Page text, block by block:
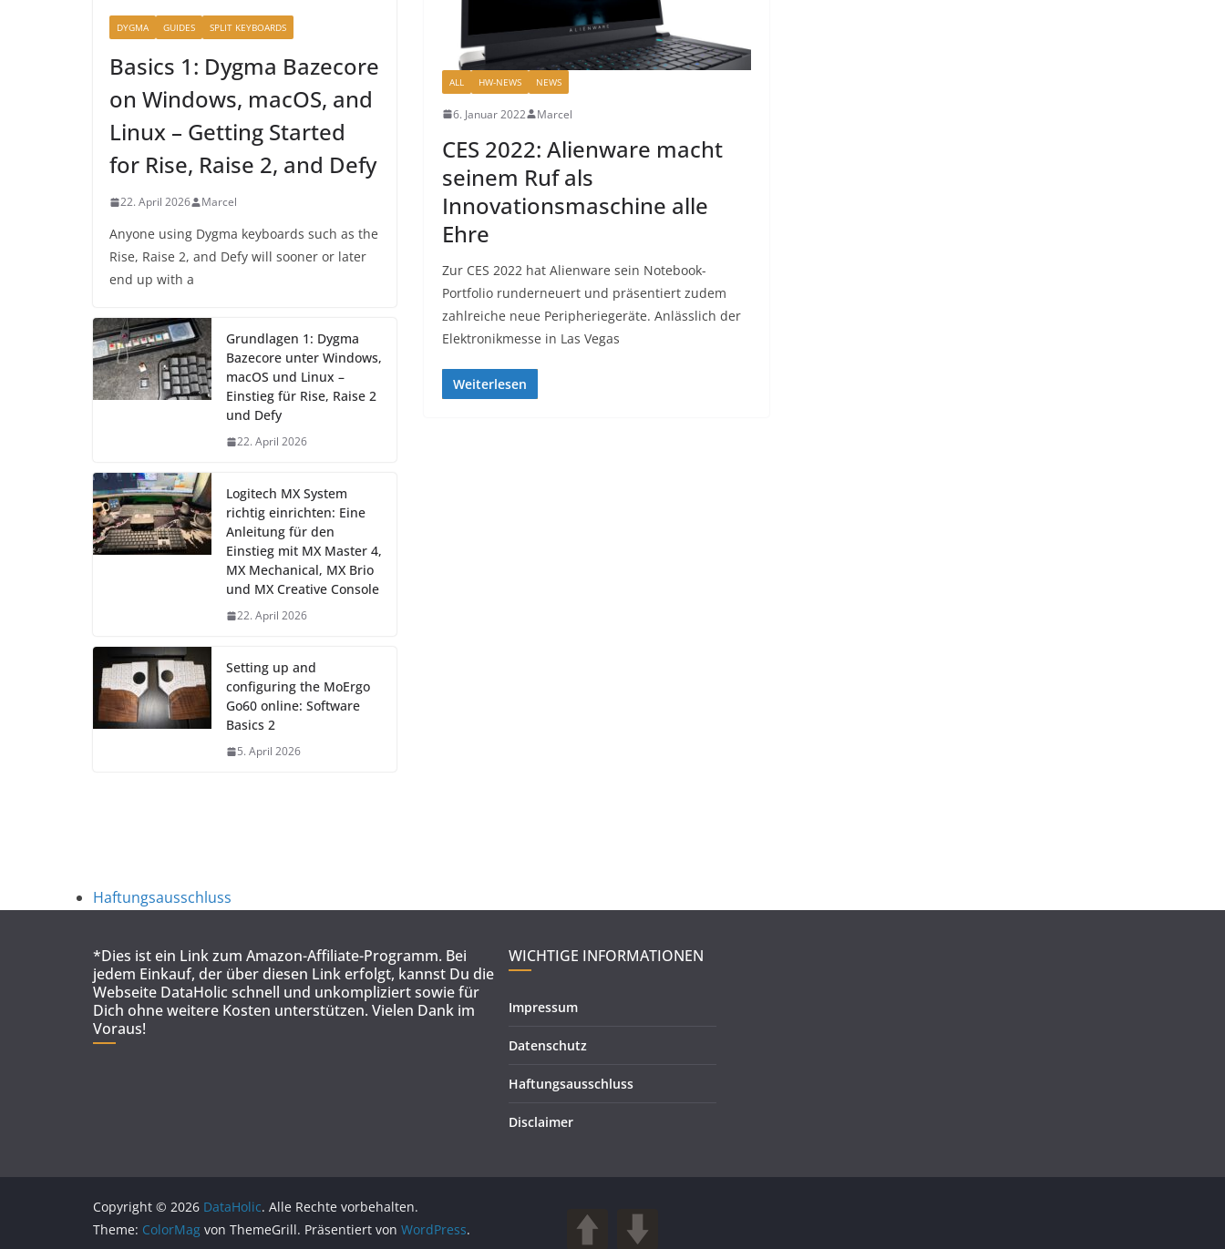
ALL HW-NEWS NEWS
6. Januar 2022 Marcel
CES 2022: Alienware macht
seinem Ruf als
Innovationsmaschine alle
Ehre
Zur CES 2022 hat Alienware sein Notebook-
Portfolio runderneuert und präsentiert zudem
zahlreiche neue Peripheriegeräte. Anlässlich der
Elektronikmesse in Las Vegas
Weiterlesen
DYGMA GUIDES SPLIT KEYBOARDS
Basics 1: Dygma Bazecore
on Windows, macOS, and
Linux – Getting Started
for Rise, Raise 2, and Defy
22. April 2026 Marcel
Anyone using Dygma keyboards such as the
Rise, Raise 2, and Defy will sooner or later
end up with a
Grundlagen 1: Dygma
Bazecore unter Windows,
macOS und Linux –
Einstieg für Rise, Raise 2
und Defy
22. April 2026
Logitech MX System
richtig einrichten: Eine
Anleitung für den
Einstieg mit MX Master 4,
MX Mechanical, MX Brio
und MX Creative Console
22. April 2026
Setting up and
configuring the MoErgo
Go60 online: Software
Basics 2
5. April 2026
Haftungsausschluss
*Dies ist ein Link zum Amazon-Affiliate-Programm. Bei
jedem Einkauf, der über diesen Link erfolgt, kannst Du die
Webseite DataHolic schnell und unkompliziert sowie für
Dich ohne weitere Kosten unterstützen. Vielen Dank im
Voraus!
WICHTIGE INFORMATIONEN
Impressum
Datenschutz
Haftungsausschluss
Disclaimer
Copyright © 2026 DataHolic. Alle Rechte vorbehalten.
Theme: ColorMag von ThemeGrill. Präsentiert von WordPress.